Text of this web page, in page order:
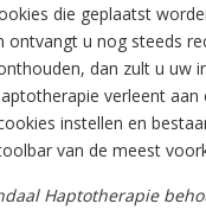
die geplaatst
ontvangt u nog steeds
dan zult u uw
verleent
instellen en
van de meest
Haptotherapie